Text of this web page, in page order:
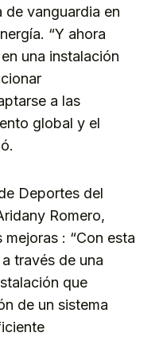
de vanguardia en
“Y ahora
una instalación
a las
global y el
Deportes del
Romero,
: “Con esta
través de una
que
de un sistema